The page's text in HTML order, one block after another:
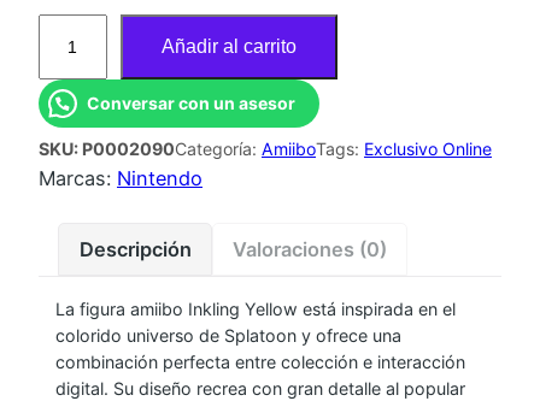
I
I
B
O
Añadir al carrito
Conversar con un asesor
SKU: P0002090Categoría: AmiiboTags: Exclusivo Online
Marcas: Nintendo
Descripción Valoraciones (0)
La figura amiibo Inkling Yellow está inspirada en el
colorido universo de Splatoon y ofrece una
combinación perfecta entre colección e interacción
digital. Su diseño recrea con gran detalle al popular